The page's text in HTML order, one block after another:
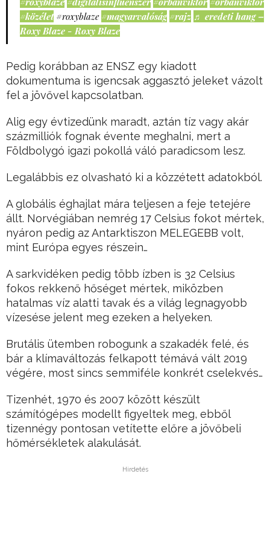
#közélet #roxyblaze #magyarvalóság #rajz ♬ eredeti hang –
Roxy Blaze - Roxy Blaze
Pedig korábban az ENSZ egy kiadott
dokumentuma is igencsak aggasztó jeleket vázolt
fel a jövővel kapcsolatban.
Alig egy évtizedünk maradt, aztán tíz vagy akár
százmilliók fognak évente meghalni, mert a
Földbolygó igazi pokollá váló paradicsom lesz.
Legalábbis ez olvasható ki a közzétett adatokból.
A globális éghajlat mára teljesen a feje tetejére
állt. Norvégiában nemrég 17 Celsius fokot mértek,
nyáron pedig az Antarktiszon MELEGEBB volt,
mint Európa egyes részein…
A sarkvidéken pedig több ízben is 32 Celsius
fokos rekkenő hőséget mértek, miközben
hatalmas víz alatti tavak és a világ legnagyobb
vízesése jelent meg ezeken a helyeken.
Brutális ütemben robogunk a szakadék felé, és
bár a klímaváltozás felkapott témává vált 2019
végére, most sincs semmiféle konkrét cselekvés…
Tizenhét, 1970 és 2007 között készült
számítógépes modellt figyeltek meg, ebből
tizennégy pontosan vetítette előre a jövőbeli
hőmérsékletek alakulását.
Hirdetés